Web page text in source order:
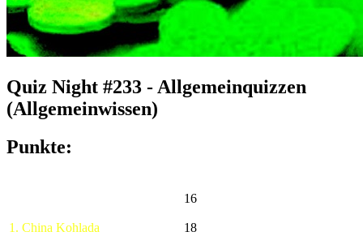
Quiz Night #233 - Allgemeinquizzen
(Allgemeinwissen)
Punkte:
1. China Kohlada
16
18